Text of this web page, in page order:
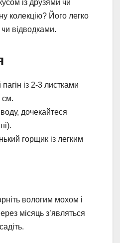
із друзями чи
колекцію? Його легко
відводками.
із 2-3 листками
см.
дочекайтеся
горщик із легким
вологим мохом і
місяць з’являться